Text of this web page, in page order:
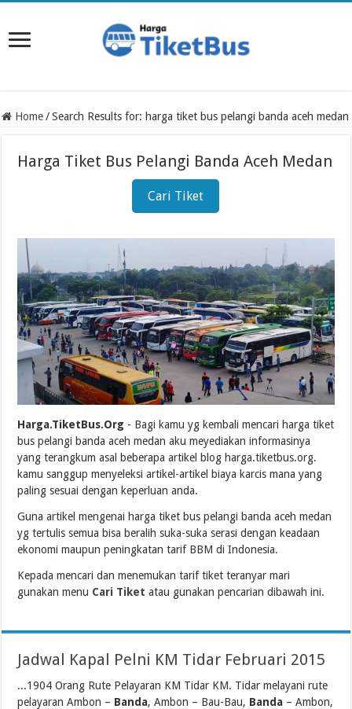
Home / Search Results for: harga tiket bus pelangi banda aceh medan
Harga Tiket Bus Pelangi Banda Aceh Medan
Cari Tiket
Harga.TiketBus.Org - Bagi kamu yg kembali mencari harga tiket
bus pelangi banda aceh medan aku meyediakan informasinya
yang terangkum asal beberapa artikel blog harga.tiketbus.org.
kamu sanggup menyeleksi artikel-artikel biaya karcis mana yang
paling sesuai dengan keperluan anda.
Guna artikel mengenai harga tiket bus pelangi banda aceh medan
yg tertulis semua bisa beralih suka-suka serasi dengan keadaan
ekonomi maupun peningkatan tarif BBM di Indonesia.
Kepada mencari dan menemukan tarif tiket teranyar mari
gunakan menu Cari Tiket atau gunakan pencarian dibawah ini.
Jadwal Kapal Pelni KM Tidar Februari 2015
...1904 Orang Rute Pelayaran KM Tidar KM. Tidar melayani rute
pelayaran Ambon – Banda, Ambon – Bau-Bau, Banda – Ambon,